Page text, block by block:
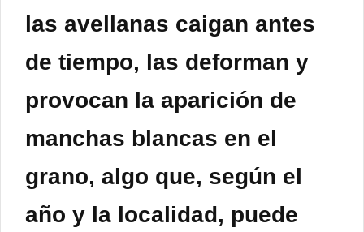
las avellanas caigan antes
de tiempo, las deforman y
provocan la aparición de
manchas blancas en el
grano, algo que, según el
año y la localidad, puede